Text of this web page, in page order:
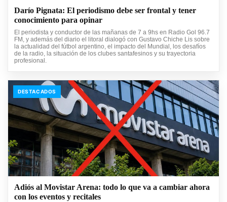
Darío Pignata: El periodismo debe ser frontal y tener
conocimiento para opinar
El periodista y conductor de las mañanas de 7 a 9hs en Radio Gol 96.7
FM, y además del diario el litoral dialogó con Gustavo Chiche Lis sobre
la actualidad del fútbol argentino, el impacto del Mundial, los desafíos
de la radio, la situación de los clubes santafesinos y su trayectoria
profesional.
DESTACADOS
Adiós al Movistar Arena: todo lo que va a cambiar ahora
con los eventos y recitales